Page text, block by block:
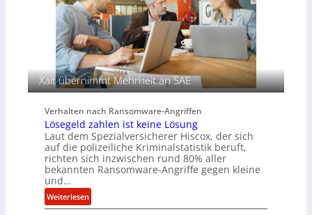
n
s
a
u
d
e
S
p
u
r
e
c
h
A
g
e
n
y
a
r
b
e
t
e
Xait übernimmt Mehrheit an SAE
Verhalten nach Ransomware-Angriffen
Lösegeld zahlen ist keine Lösung
Laut dem Spezialversicherer Hiscox, der sich
auf die polizeiliche Kriminalstatistik beruft,
richten sich inzwischen rund 80% aller
bekannten Ransomware-Angriffe gegen kleine
und…
Weiterlesen:
L